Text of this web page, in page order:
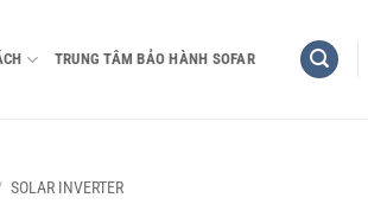
TRUNG TÂM BẢO HÀNH SOFAR
SOLAR INVERTER